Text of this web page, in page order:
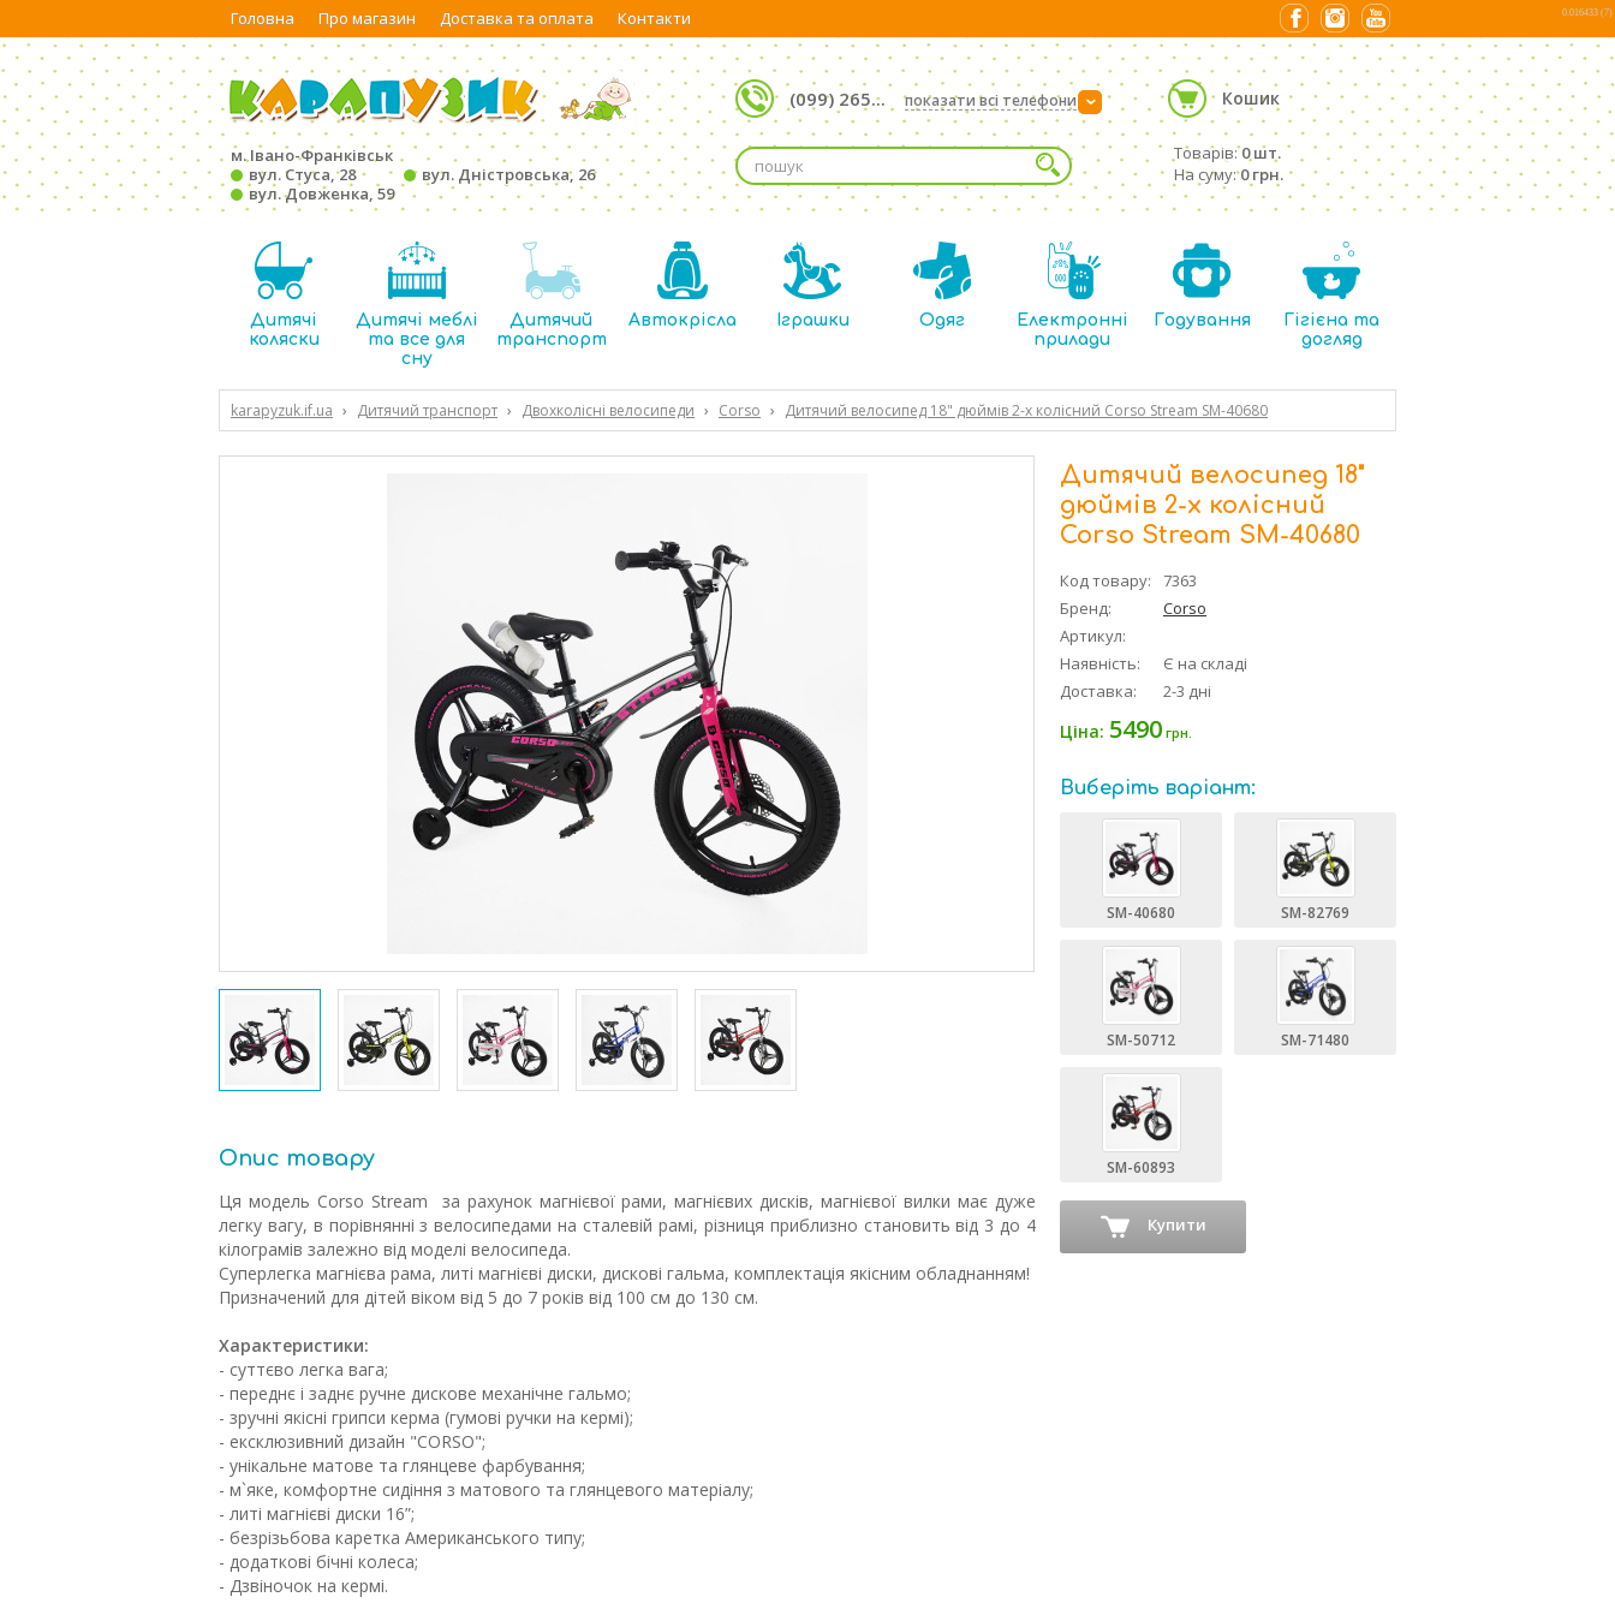
Головна Про магазин Доставка та оплата Контакти
м. Івано-Франківськ
вул. Стуса, 28
вул. Дністровська, 26
вул. Довженка, 59
(099) 265... ›
показати всі телефони Кошик
Товарів:0 шт.
На суму:0 грн.
Дитячі
коляски
Дитячі меблі
та все для
сну
Дитячий
транспорт
Автокрісла Іграшки Одяг
Електронні
прилади
Годування
Гігієна та
догляд
karapyzuk.if.ua › Дитячий транспорт › Двохколісні велосипеди › Corso › Дитячий велосипед 18" дюймів 2-х колісний Corso Stream SM-40680
Дитячий велосипед 18"
дюймів 2-х колісний
Corso Stream SM-40680
Код товару:
7363
Бренд:
Corso
Артикул:
Наявність:
Є на складі
Доставка:
2-3 дні
Ціна: 5490 грн.
Виберіть варіант:
SM-40680 SM-82769
SM-50712 SM-71480
SM-60893
Купити
Опис товару
Ця модель Corso Stream за рахунок магнієвої рами, магнієвих дисків, магнієвої вилки має дуже
легку вагу, в порівнянні з велосипедами на сталевій рамі, різниця приблизно становить від 3 до 4
кілограмів залежно від моделі велосипеда.
Суперлегка магнієва рама, литі магнієві диски, дискові гальма, комплектація якісним обладнанням!
Призначений для дітей віком від 5 до 7 років від 100 см до 130 см.
Характеристики:
- суттєво легка вага;
- переднє і заднє ручне дискове механічне гальмо;
- зручні якісні грипси керма (гумові ручки на кермі);
- ексклюзивний дизайн "CORSO";
- унікальне матове та глянцеве фарбування;
- м`яке, комфортне сидіння з матового та глянцевого матеріалу;
- литі магнієві диски 16”;
- безрізьбова каретка Американського типу;
- додаткові бічні колеса;
- Дзвіночок на кермі.
0.016433 (7)